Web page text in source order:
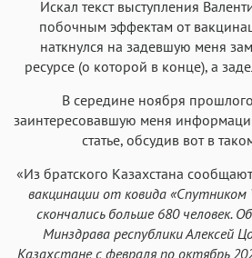
Искал текст выступления
побочным эффектам от
наткнулся на задевшую меня
ресурсе (о которой в конце), а
В середине ноября
заинтересовавшую меня
статье, обсудив вот в
«Из братского Казахстана
вакцинации от ковида «Спутником
скончались больше 680 человек.
Минздрава республики Алексей
Казахстане с февраля по октябрь